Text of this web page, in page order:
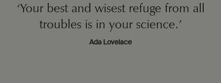
‘Your best and wisest refuge from all
troubles is in your science.’
Ada Lovelace